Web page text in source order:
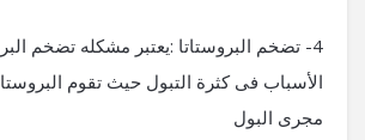
4- تضخم البروستاتا :يعتبر مشكله تضخم
الأسباب فى كثرة التبول حيث تقوم
مجرى البول